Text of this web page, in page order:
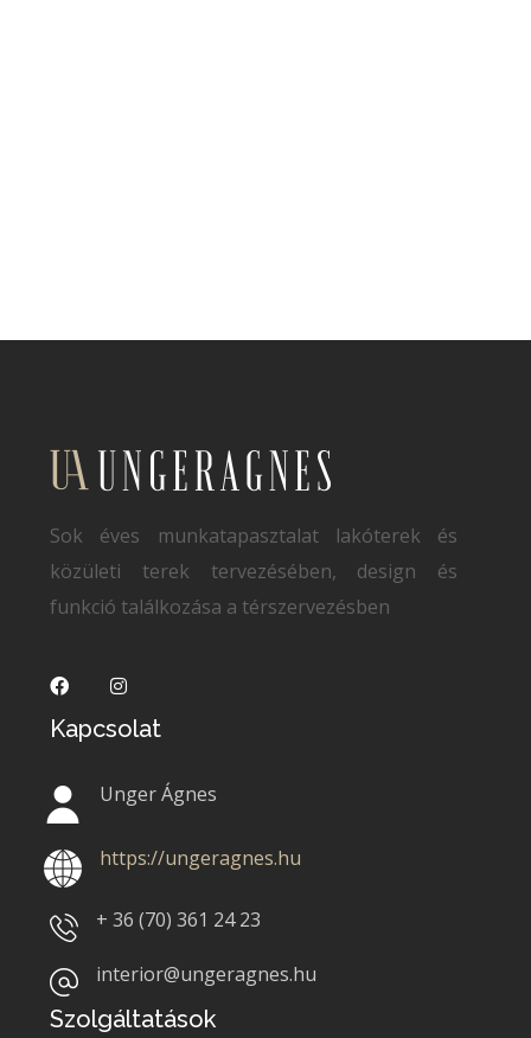
Sok éves munkatapasztalat lakóterek és
közületi terek tervezésében, design és
funkció találkozása a térszervezésben
Kapcsolat
Unger Ágnes
https://ungeragnes.hu
+ 36 (70)361 24 23
interior@ungeragnes.hu
Szolgáltatások